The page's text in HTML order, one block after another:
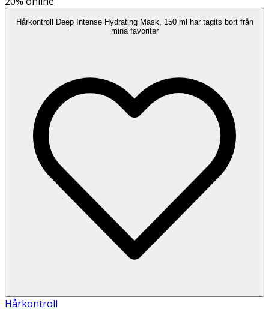
Hårkontroll Deep Intense Hydrating Mask, 150 ml har tagits bort från
mina favoriter
Hårkontroll